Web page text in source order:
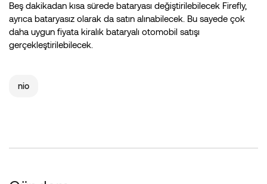
Beş dakikadan kısa sürede bataryası değiştirilebilecek Firefly,
ayrıca bataryasız olarak da satın alınabilecek. Bu sayede çok
daha uygun fiyata kiralık bataryalı otomobil satışı
gerçekleştirilebilecek.
nio